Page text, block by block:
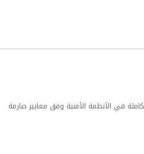
في الأنظمة الأمنية وفق معايير صارمة